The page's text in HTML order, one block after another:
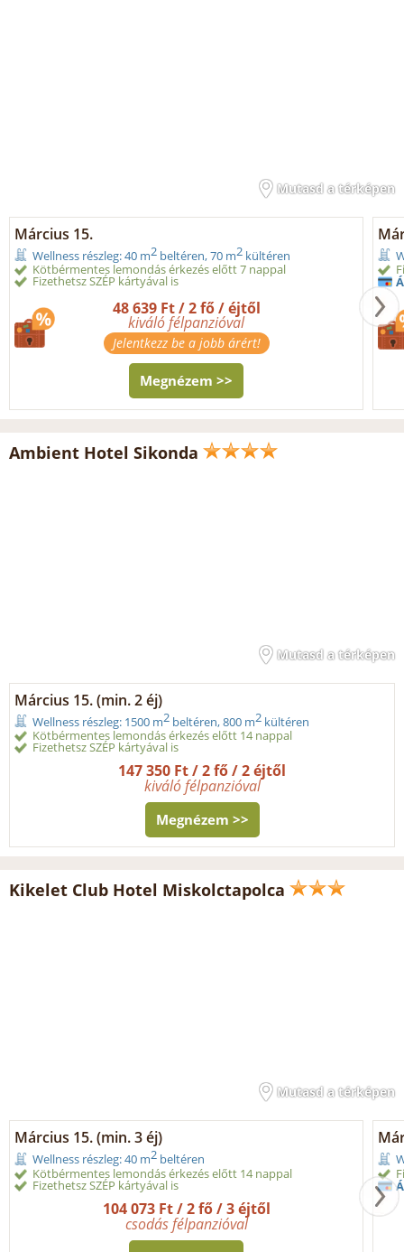
Mutasd a térképen
Március 15.
Wellness részleg: 40 m2 beltéren, 70 m2 kültéren
Kötbérmentes lemondás érkezés előtt 7 nappal
Fizethetsz SZÉP kártyával is
48 639 Ft / 2 fő / éjtől
kiváló félpanzióval
Jelentkezz be a jobb árért!
Megnézem >>
Ambient Hotel Sikonda
Mutasd a térképen
Március 15. (min. 2 éj)
Wellness részleg: 1500 m2 beltéren, 800 m2 kültéren
Kötbérmentes lemondás érkezés előtt 14 nappal
Fizethetsz SZÉP kártyával is
147 350 Ft / 2 fő / 2 éjtől
kiváló félpanzióval
Megnézem >>
Kikelet Club Hotel Miskolctapolca
Mutasd a térképen
Március 15. (min. 3 éj)
Wellness részleg: 40 m2 beltéren
Kötbérmentes lemondás érkezés előtt 14 nappal
Fizethetsz SZÉP kártyával is
104 073 Ft / 2 fő / 3 éjtől
csodás félpanzióval